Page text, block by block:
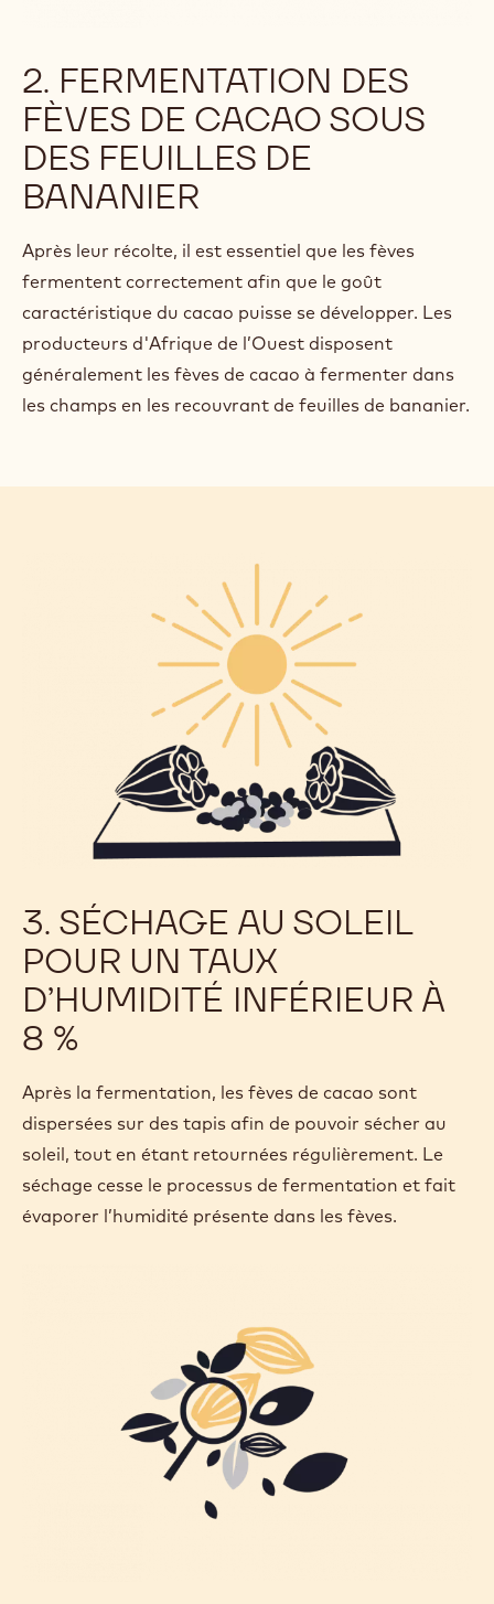
2. FERMENTATION DES
FÈVES DE CACAO SOUS
DES FEUILLES DE
BANANIER
Après leur récolte, il est essentiel que les fèves
fermentent correctement afin que le goût
caractéristique du cacao puisse se développer. Les
producteurs d'Afrique de l’Ouest disposent
généralement les fèves de cacao à fermenter dans
les champs en les recouvrant de feuilles de bananier.
3. SÉCHAGE AU SOLEIL
POUR UN TAUX
D’HUMIDITÉ INFÉRIEUR À
8 %
Après la fermentation, les fèves de cacao sont
dispersées sur des tapis afin de pouvoir sécher au
soleil, tout en étant retournées régulièrement. Le
séchage cesse le processus de fermentation et fait
évaporer l’humidité présente dans les fèves.